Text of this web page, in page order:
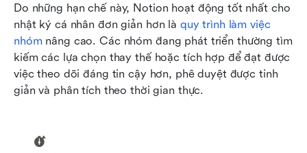
Do những hạn chế này, Notion hoạt động tốt nhất cho
nhật ký cá nhân đơn giản hơn là quy trình làm việc
nhóm nâng cao. Các nhóm đang phát triển thường tìm
kiếm các lựa chọn thay thế hoặc tích hợp để đạt được
việc theo dõi đáng tin cậy hơn, phê duyệt được tinh
giản và phân tích theo thời gian thực.